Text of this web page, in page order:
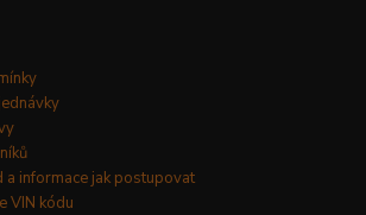
a informace jak postupovat
VIN kódu